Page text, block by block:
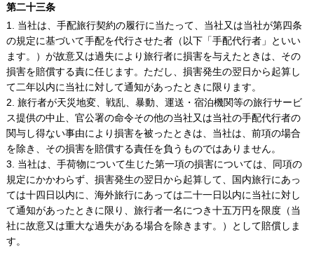
第二十三条
1. 当社は、手配旅行契約の履行に当たって、当社又は当社が第四条
の規定に基づいて手配を代行させた者（以下「手配代行者」といい
ます。）が故意又は過失により旅行者に損害を与えたときは、その
損害を賠償する責に任じます。ただし、損害発生の翌日から起算し
て二年以内に当社に対して通知があったときに限ります。
2. 旅行者が天災地変、戦乱、暴動、運送・宿泊機関等の旅行サービ
ス提供の中止、官公署の命令その他の当社又は当社の手配代行者の
関与し得ない事由により損害を被ったときは、当社は、前項の場合
を除き、その損害を賠償する責任を負うものではありません。
3. 当社は、手荷物について生じた第一項の損害については、同項の
規定にかかわらず、損害発生の翌日から起算して、国内旅行にあっ
ては十四日以内に、海外旅行にあっては二十一日以内に当社に対し
て通知があったときに限り、旅行者一名につき十五万円を限度（当
社に故意又は重大な過失がある場合を除きます。）として賠償しま
す。